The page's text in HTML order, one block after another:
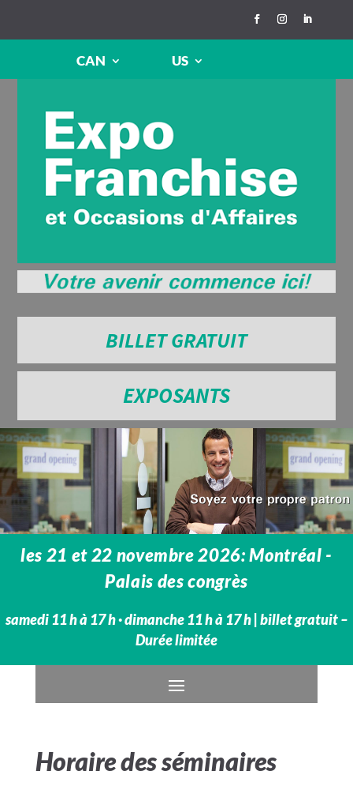
CAN US
BILLET GRATUIT
EXPOSANTS
les 21 et 22 novembre 2026: Montréal -
Palais des congrès
samedi 11 h à 17 h · dimanche 11 h à 17 h​ | billet gratuit –
Durée limitée
Horaire des séminaires